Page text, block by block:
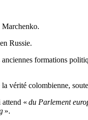
Marchenko.
Russie.
formations
vérité colombienne,
« du Parlement
».